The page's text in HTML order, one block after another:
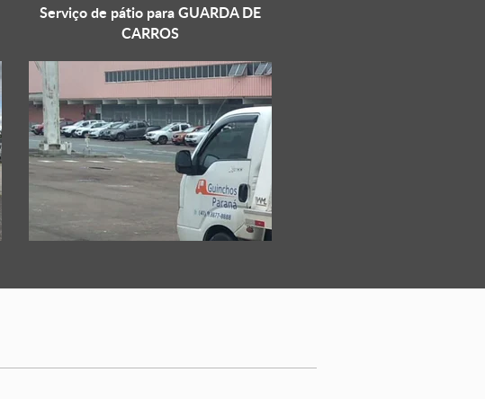
Serviço de pátio paraGUARDA DE
CARROS